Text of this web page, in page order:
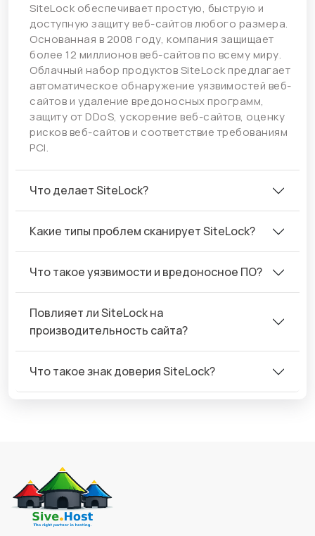
SiteLock обеспечивает простую, быструю и
доступную защиту веб-сайтов любого размера.
Основанная в 2008 году, компания защищает
более 12 миллионов веб-сайтов по всему миру.
Облачный набор продуктов SiteLock предлагает
автоматическое обнаружение уязвимостей веб-
сайтов и удаление вредоносных программ,
защиту от DDoS, ускорение веб-сайтов, оценку
рисков веб-сайтов и соответствие требованиям
PCI.
Что делает SiteLock?
Какие типы проблем сканирует SiteLock?
Что такое уязвимости и вредоносное ПО?
Повлияет ли SiteLock на
производительность сайта?
Что такое знак доверия SiteLock?